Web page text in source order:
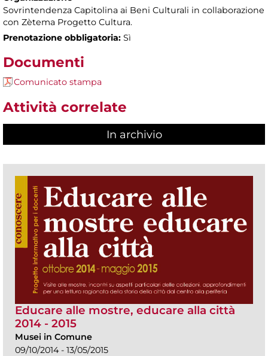
Sovrintendenza Capitolina ai Beni Culturali in collaborazione
con Zètema Progetto Cultura.
Prenotazione obbligatoria: Sì
Documenti
Comunicato stampa
Attività correlate
In archivio
Educare alle mostre, educare alla città
2014 - 2015
Musei in Comune
09/10/2014 - 13/05/2015